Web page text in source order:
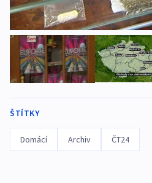
ŠTÍTKY
Domácí Archiv ČT24